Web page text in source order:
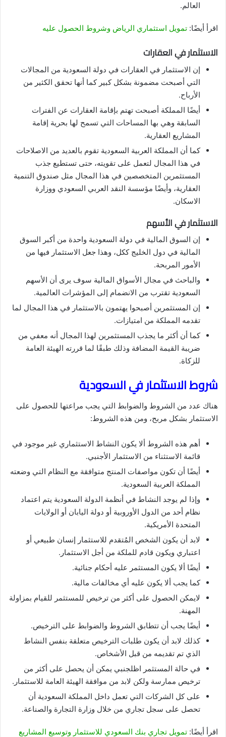
العالم.
اقرأ أيضًا: تمويل استثماري الرياض وشروط الحصول عليه
الاستثمار في العقارات
إن الاستثمار في العقارات في دولة السعودية من المجالات
التي أصبحت مضمونة بشكل كبير كما أنها تحقق الكثير من
الأرباح.
أيضًا المملكة أصبحت تهتم بإقامة العقارات عن الفترات
السابقة وهي بها المساحات التي تسمح لها بحرية إقامة
المشاريع العقارية.
كما أن المملكة العربية السعودية تقوم بالعديد من الاصلاحات
في هذا المجال لتعمل على تقويته، حتى تستطيع جذب
المستثمرين المتخصصين في هذا المجال مثل صندوق التنمية
العقارية، وأيضًا مؤسسة النقد العربي السعودي ووزارة
الاسكان.
الاستثمار في الأسهم
إن السوق المالية في دولة السعودية واحدة من أكبر السوق
المالية في دول الخليج ككل، وهذا جعل الاستثمار فيها من
الأمور المربحة.
والباحث في مجال الأسواق المالية سوف يرى أن الأسهم
السعودية تقترب من الانضمام إلى المؤشرات العالمية.
إن المستثمرين أصبحوا يهتمون بالاستثمار في هذا المجال لما
تقدمه المملكة من امتيازات.
كما أن أكثر ما يجذب المستثمرين لهذا المجال أنه معفي من
ضريبة القيمة المضافة وذلك طبقًا لما قررته الهيئة العامة
للزكاة.
شروط الاستثمار في السعودية
هناك عدد من الشروط والضوابط التي يجب مراعتها للحصول على
الاستثمار بشكل مربح، ومن هذه الشروط:
أهم هذه الشروط ألا يكون النشاط الاستثماري غير موجود في
قائمة الاستثناء من الاستثمار الأجنبي.
أيضًا أن تكون مواصفات المنتج متوافقة مع النظام التي وضعته
المملكة العربية السعودية.
وإذا لم يوجد النشاط في أنظمة الدولة السعودية يتم اعتماد
نظام أحد من الدول الأوروبية أو دولة اليابان أو الولايات
المتحدة الأمريكية.
لابد أن يكون الشخص المُتقدم للاستثمار إنسان طبيعي أو
اعتباري ويكون قادم للملكة من أجل الاستثمار.
أيضًا ألا يكون المستثمر عليه أحكام جنائية.
كما يجب ألا يكون عليه أي مخالفات مالية.
لايمكن الحصول على أكثر من ترخيص للمستثمر للقيام بمزاولة
المهنة.
أيضًا يجب أن تتطابق الشروط والضوابط على الترخيص.
كذلك لابد أن يكون طلبات الترخيص متعلقة بنفس النشاط
الذي تم تقديمه من قبل الأشخاص.
في حالة المستثمر اظلجنبي يمكن أن يحصل على أكثر من
ترخيص ممارسة ولكن لابد من موافقة الهيئة العامة للاستثمار.
على كل الشركات التي تعمل داخل المملكة السعودية أن
تحصل على سجل تجاري من خلال وزارة التجارة والصناعة.
اقرأ أيضًا: تمويل تجاري بنك السعودي للاستثمار وتوسيع المشاريع